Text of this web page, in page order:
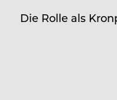
Die Rolle als